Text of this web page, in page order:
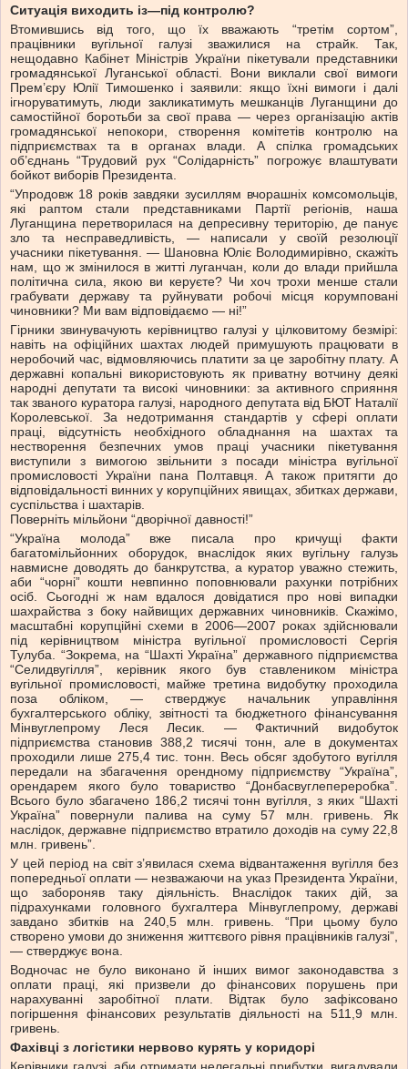
Ситуація виходить із—під контролю?
Втомившись від того, що їх вважають “третім сортом”,
працівники вугільної галузі зважилися на страйк. Так,
нещодавно Кабінет Міністрів України пікетували представники
громадянської Луганської області. Вони виклали свої вимоги
Прем’єру Юлії Тимошенко і заявили: якщо їхні вимоги і далі
ігноруватимуть, люди закликатимуть мешканців Луганщини до
самостійної боротьби за свої права — через організацію актів
громадянської непокори, створення комітетів контролю на
підприємствах та в органах влади. А спілка громадських
об’єднань “Трудовий рух “Солідарність” погрожує влаштувати
бойкот виборів Президента.
“Упродовж 18 років завдяки зусиллям вчорашніх комсомольців,
які раптом стали представниками Партії регіонів, наша
Луганщина перетворилася на депресивну територію, де панує
зло та несправедливість, — написали у своїй резолюції
учасники пікетування. — Шановна Юліє Володимирівно, скажіть
нам, що ж змінилося в житті луганчан, коли до влади прийшла
політична сила, якою ви керуєте? Чи хоч трохи менше стали
грабувати державу та руйнувати робочі місця корумповані
чиновники? Ми вам відповідаємо — ні!”
Гірники звинувачують керівництво галузі у цілковитому безмірі:
навіть на офіційних шахтах людей примушують працювати в
неробочий час, відмовляючись платити за це заробітну плату. А
державні копальні використовують як приватну вотчину деякі
народні депутати та високі чиновники: за активного сприяння
так званого куратора галузі, народного депутата від БЮТ Наталії
Королевської. За недотримання стандартів у сфері оплати
праці, відсутність необхідного обладнання на шахтах та
нестворення безпечних умов праці учасники пікетування
виступили з вимогою звільнити з посади міністра вугільної
промисловості України пана Полтавця. А також притягти до
відповідальності винних у корупційних явищах, збитках держави,
суспільства і шахтарів.
Поверніть мільйони “дворічної давності!”
“Україна молода” вже писала про кричущі факти
багатомільйонних оборудок, внаслідок яких вугільну галузь
навмисне доводять до банкрутства, а куратор уважно стежить,
аби “чорні” кошти невпинно поповнювали рахунки потрібних
осіб. Сьогодні ж нам вдалося довідатися про нові випадки
шахрайства з боку найвищих державних чиновників. Скажімо,
масштабні корупційні схеми в 2006—2007 роках здійснювали
під керівництвом міністра вугільної промисловості Сергія
Тулуба. “Зокрема, на “Шахті Україна” державного підприємства
“Селидвугілля”, керівник якого був ставлеником міністра
вугільної промисловості, майже третина видобутку проходила
поза обліком, — стверджує начальник управління
бухгалтерського обліку, звітності та бюджетного фінансування
Мінвуглепрому Леся Лесик. — Фактичний видобуток
підприємства становив 388,2 тисячі тонн, але в документах
проходили лише 275,4 тис. тонн. Весь обсяг здобутого вугілля
передали на збагачення орендному підприємству “Україна”,
орендарем якого було товариство “Донбасвуглепереробка”.
Всього було збагачено 186,2 тисячі тонн вугілля, з яких “Шахті
Україна” повернули палива на суму 57 млн. гривень. Як
наслідок, державне підприємство втратило доходів на суму 22,8
млн. гривень”.
У цей період на світ з’явилася схема відвантаження вугілля без
попередньої оплати — незважаючи на указ Президента України,
що забороняв таку діяльність. Внаслідок таких дій, за
підрахунками головного бухгалтера Мінвуглепрому, державі
завдано збитків на 240,5 млн. гривень. “При цьому було
створено умови до зниження життєвого рівня працівників галузі”,
— стверджує вона.
Водночас не було виконано й інших вимог законодавства з
оплати праці, які призвели до фінансових порушень при
нарахуванні заробітної плати. Відтак було зафіксовано
погіршення фінансових результатів діяльності на 511,9 млн.
гривень.
Фахівці з логістики нервово курять у коридорі